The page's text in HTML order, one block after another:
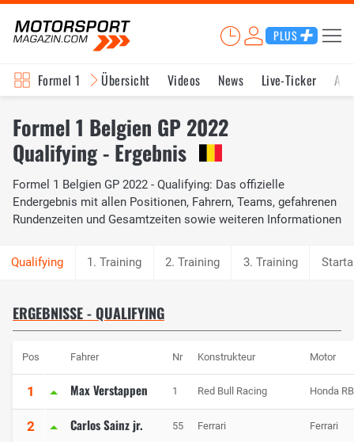
PLUS
Formel 1 Übersicht Videos News Live-Ticker
Formel 1 Belgien GP 2022
Qualifying - Ergebnis
Formel 1 Belgien GP 2022 - Qualifying: Das offizielle
Endergebnis mit allen Positionen, Fahrern, Teams, gefahrenen
Rundenzeiten und Gesamtzeiten sowie weiteren Informationen
1. Training 2. Training 3. Training
ERGEBNISSE - QUALIFYING
Pos Fahrer Nr Konstrukteur Motor
1 Max Verstappen 1 Red Bull Racing Honda
2 Carlos Sainz jr. 55 Ferrari Ferrari